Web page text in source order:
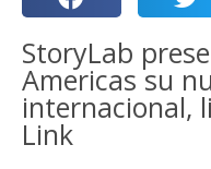
StoryLab
Americas su
internacional,
Link